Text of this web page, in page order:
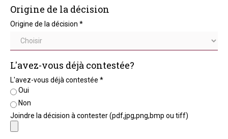
Origine de la décision
Origine de la décision *
L'avez-vous déjà contestée?
L'avez-vous déjà contestée *
Oui
Non
Joindre la décision à contester (pdf,jpg,png,bmp ou tiff)